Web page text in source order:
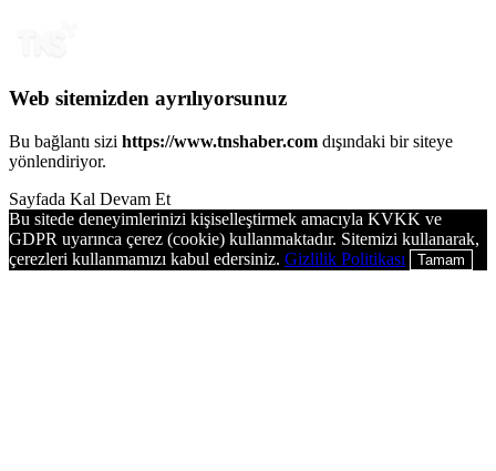
Web sitemizden ayrılıyorsunuz
Bu bağlantı sizi https://www.tnshaber.com dışındaki bir siteye
yönlendiriyor.
Sayfada Kal Devam Et
Bu sitede deneyimlerinizi kişiselleştirmek amacıyla KVKK ve
GDPR uyarınca çerez (cookie) kullanmaktadır. Sitemizi kullanarak,
çerezleri kullanmamızı kabul edersiniz. Gizlilik Politikası Tamam